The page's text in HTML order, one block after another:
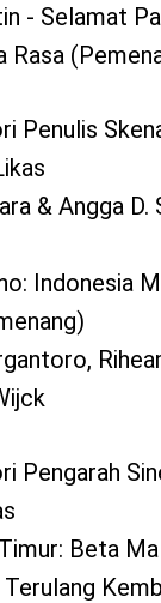
- Selamat
Rasa
Penulis
& Angga D.
Indonesia
Pengarah
Beta